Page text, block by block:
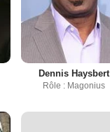
Dennis Haysbert
Rôle : Magonius